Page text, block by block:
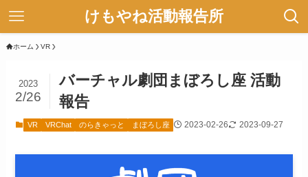
けもやね活動報告所
ホーム VR
バーチャル劇団まぼろし座 活動
報告
2023
2/26
VR VRChat のらきゃっと まぼろし座 2023-02-26 2023-09-27